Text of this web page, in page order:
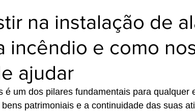
na instalação de
incêndio e como
ajudar
é um dos pilares fundamentais para qualquer
patrimoniais e a continuidade das suas